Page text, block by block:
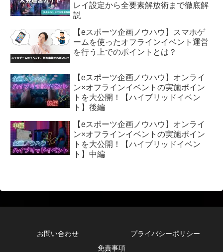
レイ設定から全要素解放術まで徹底解
説
【eスポーツ企画ノウハウ】スマホゲ
ームを使ったオフラインイベント運営
を行う上でのポイントとは？
【eスポーツ企画ノウハウ】オンライ
ン×オフラインイベントの実施ポイン
トを大公開！【ハイブリッドイベン
ト】後編
【eスポーツ企画ノウハウ】オンライ
ン×オフラインイベントの実施ポイン
トを大公開！【ハイブリッドイベン
ト】中編
お問い合わせ
プライバシーポリシー
免責事項